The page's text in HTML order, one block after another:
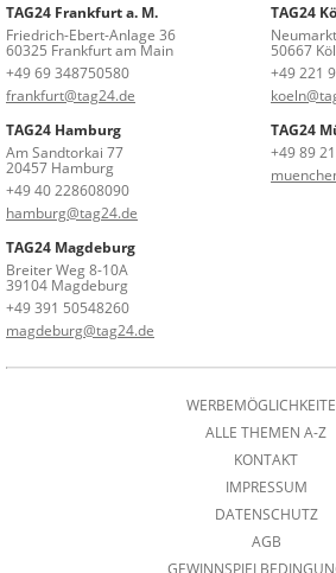
TAG24 Frankfurt a. M.
Friedrich-Ebert-Anlage 36
60325 Frankfurt am Main
+49 69 348750580
frankfurt@tag24.de
TAG24
50667
+49 221
TAG24 Hamburg
Am Sandtorkai 77
20457 Hamburg
+49 40 228608090
hamburg@tag24.de
TAG24
+49 89
TAG24 Magdeburg
Breiter Weg 8-10A
39104 Magdeburg
+49 391 50548260
magdeburg@tag24.de
ALLE THEMEN A-Z
KONTAKT
IMPRESSUM
DATENSCHUTZ
AGB